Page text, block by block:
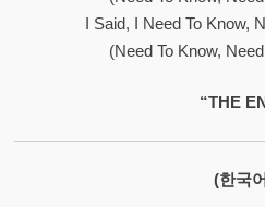
I Said, I Need To Know,
(Need To Know,
“THE
(한국